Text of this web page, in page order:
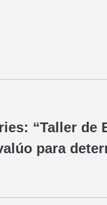
“Taller de
para